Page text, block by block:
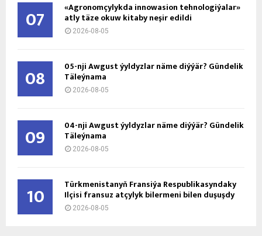
07 «Agronomçylykda innowasion tehnologiýalar»
atly täze okuw kitaby neşir edildi
2026-08-05
08 05-nji Awgust ýyldyzlar näme diýýär? Gündelik
Täleýnama
2026-08-05
09 04-nji Awgust ýyldyzlar näme diýýär? Gündelik
Täleýnama
2026-08-05
10 Türkmenistanyň Fransiýa Respublikasyndaky
Ilçisi fransuz atçylyk bilermeni bilen duşuşdy
2026-08-05